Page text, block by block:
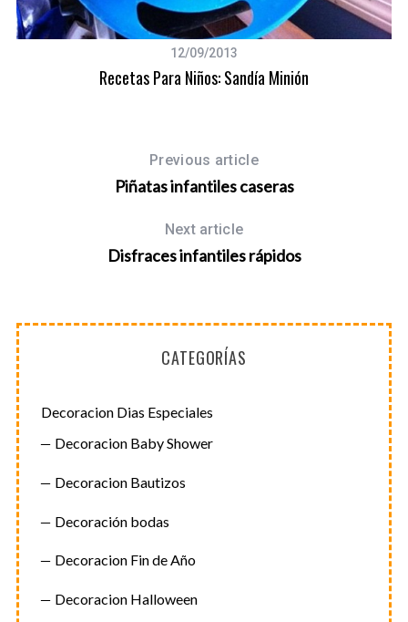
12/09/2013
Recetas Para Niños: Sandía Minión
Previous article
Piñatas infantiles caseras
Next article
Disfraces infantiles rápidos
CATEGORÍAS
Decoracion Dias Especiales
Decoracion Baby Shower
Decoracion Bautizos
Decoración bodas
Decoracion Fin de Año
Decoracion Halloween
r
: